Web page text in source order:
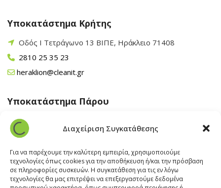
Διαχείριση Συγκατάθεσης
Για να παρέχουμε την καλύτερη εμπειρία, χρησιμοποιούμε
τεχνολογίες όπως cookies για την αποθήκευση ή/και την πρόσβαση
σε πληροφορίες συσκευών. Η συγκατάθεση για τις εν λόγω
τεχνολογίες θα μας επιτρέψει να επεξεργαστούμε δεδομένα
Υποκατάστημα Κρήτης
Οδός Ι Τετράγωνο 13 ΒΙΠΕ, Ηράκλειο 71408
2810 25 35 23
heraklion@cleanit.gr
Υποκατάστημα Πάρου
Άγιος Βλάσης Αρχίλοχος, Πάρος 84400
22840 43 163
paros@cleanit.gr
Υποκατάστημα Σαντορίνης